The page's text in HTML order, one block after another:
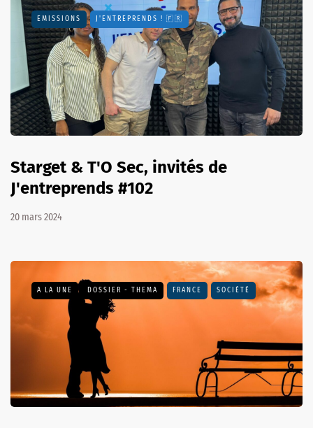
EMISSIONS J'ENTREPRENDS ! 🇫🇷
Starget & T'O Sec, invités de
J'entreprends #102
20 mars 2024
A LA UNE DOSSIER - THEMA FRANCE SOCIÉTÉ